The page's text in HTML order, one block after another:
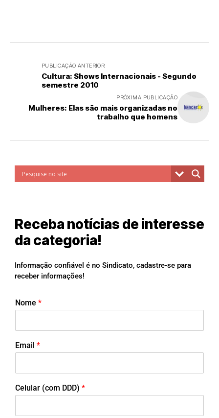
PUBLICAÇÃO ANTERIOR
Cultura: Shows Internacionais - Segundo
semestre 2010
PRÓXIMA PUBLICAÇÃO
Mulheres: Elas são mais organizadas no
trabalho que homens
Receba notícias de interesse
da categoria!
Informação confiável é no Sindicato, cadastre-se para
receber informações!
Nome *
Email *
Celular (com DDD) *